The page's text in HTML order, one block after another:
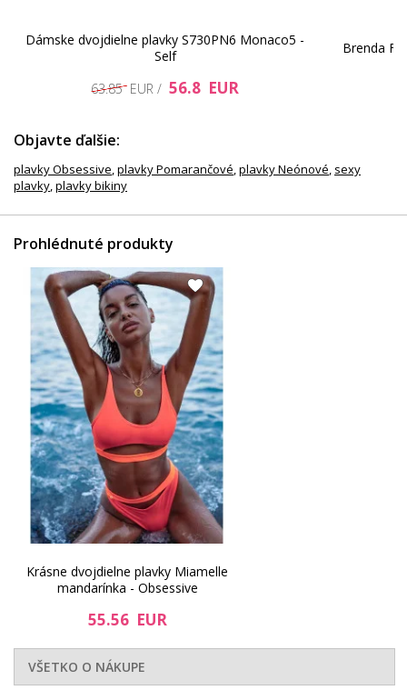
76.72 EUR
56.4 EUR
Dámske dvojdielne plavky S730PN6 Monaco5 -
Self
63.85 EUR /56.8 EUR
Brenda
Objavte ďalšie:
plavky Obsessive,plavky Pomarančové,plavky Neónové, sexy
plavky,plavky bikiny
Prohlédnuté produkty
Krásne dvojdielne plavky Miamelle
mandarínka - Obsessive
55.56 EUR
VŠETKO O NÁKUPE